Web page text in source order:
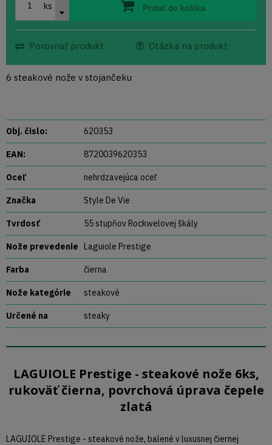
ks Pridať do košíka
Porovnať produkt Otázka na produkt
6 steakové nože v stojančeku
Obj. čislo: 620353
EAN: 8720039620353
Oceľ nehrdzavejúca oceľ
Značka Style De Vie
Tvrdosť 55 stupňov Rockwelovej škály
Nože prevedenie Laguiole Prestige
Farba čierna
Nože kategórie steakové
Určené na steaky
LAGUIOLE Prestige - steakové nože 6ks,
rukoväť čierna, povrchová úprava čepele
zlatá
LAGUIOLE Prestige - steakové nože, balené v luxusnej čiernej